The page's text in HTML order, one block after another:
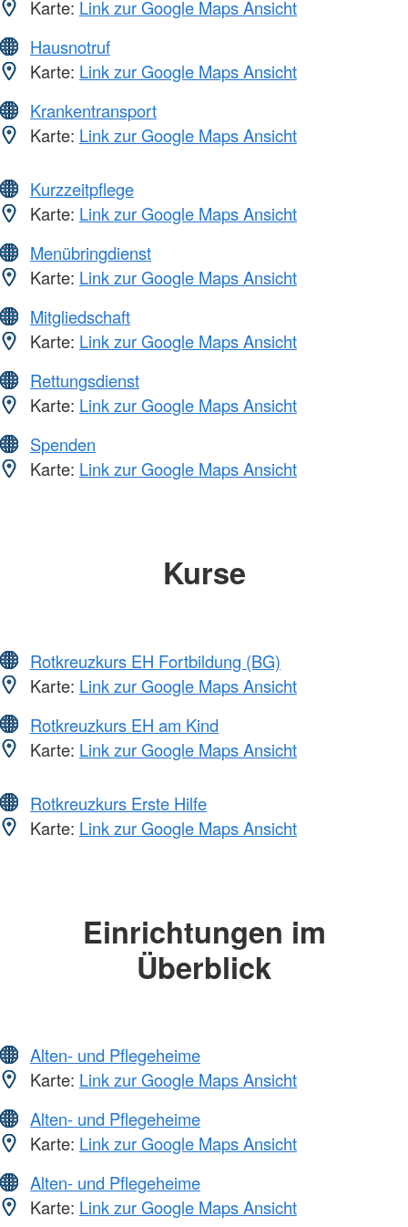
Karte: Link zur Google Maps Ansicht
Hausnotruf
Karte: Link zur Google Maps Ansicht
Krankentransport
Karte: Link zur Google Maps Ansicht
Kurzzeitpflege
Karte: Link zur Google Maps Ansicht
Menübringdienst
Karte: Link zur Google Maps Ansicht
Mitgliedschaft
Karte: Link zur Google Maps Ansicht
Rettungsdienst
Karte: Link zur Google Maps Ansicht
Spenden
Karte: Link zur Google Maps Ansicht
Kurse
Rotkreuzkurs EH Fortbildung (BG)
Karte: Link zur Google Maps Ansicht
Rotkreuzkurs EH am Kind
Karte: Link zur Google Maps Ansicht
Rotkreuzkurs Erste Hilfe
Karte: Link zur Google Maps Ansicht
Einrichtungen im
Überblick
Alten- und Pflegeheime
Karte: Link zur Google Maps Ansicht
Alten- und Pflegeheime
Karte: Link zur Google Maps Ansicht
Alten- und Pflegeheime
Karte: Link zur Google Maps Ansicht